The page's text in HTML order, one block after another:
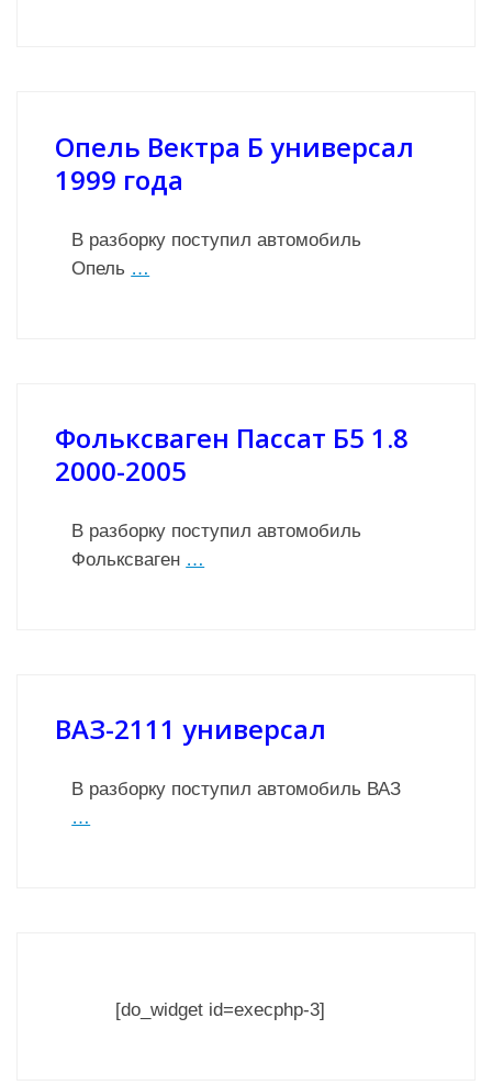
Опель Вектра Б универсал
1999 года
В разборку поступил автомобиль
Опель …
Фольксваген Пассат Б5 1.8
2000-2005
В разборку поступил автомобиль
Фольксваген …
ВАЗ-2111 универсал
В разборку поступил автомобиль ВАЗ
…
[do_widget id=execphp-3]